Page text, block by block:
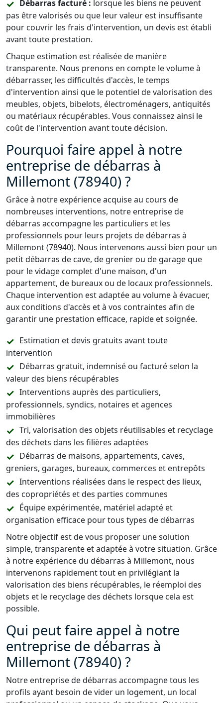
Débarras facturé : lorsque les biens ne peuvent
pas être valorisés ou que leur valeur est insuffisante
pour couvrir les frais d'intervention, un devis est établi
avant toute prestation.
Chaque estimation est réalisée de manière
transparente. Nous prenons en compte le volume à
débarrasser, les difficultés d'accès, le temps
d'intervention ainsi que le potentiel de valorisation des
meubles, objets, bibelots, électroménagers, antiquités
ou matériaux récupérables. Vous connaissez ainsi le
coût de l'intervention avant toute décision.
Pourquoi faire appel à notre
entreprise de débarras à
Millemont (78940) ?
Grâce à notre expérience acquise au cours de
nombreuses interventions, notre entreprise de
débarras accompagne les particuliers et les
professionnels pour leurs projets de débarras à
Millemont (78940). Nous intervenons aussi bien pour un
petit débarras de cave, de grenier ou de garage que
pour le vidage complet d'une maison, d'un
appartement, de bureaux ou de locaux professionnels.
Chaque intervention est adaptée au volume à évacuer,
aux conditions d'accès et à vos contraintes afin de
garantir une prestation efficace, rapide et soignée.
Estimation et devis gratuits avant toute
intervention
Débarras gratuit, indemnisé ou facturé selon la
valeur des biens récupérables
Interventions auprès des particuliers,
professionnels, syndics, notaires et agences
immobilières
Tri, valorisation des objets réutilisables et recyclage
des déchets dans les filières adaptées
Débarras de maisons, appartements, caves,
greniers, garages, bureaux, commerces et entrepôts
Interventions réalisées dans le respect des lieux,
des copropriétés et des parties communes
Équipe expérimentée, matériel adapté et
organisation efficace pour tous types de débarras
Notre objectif est de vous proposer une solution
simple, transparente et adaptée à votre situation. Grâce
à notre expérience du débarras à Millemont, nous
intervenons rapidement tout en privilégiant la
valorisation des biens récupérables, le réemploi des
objets et le recyclage des déchets lorsque cela est
possible.
Qui peut faire appel à notre
entreprise de débarras à
Millemont (78940) ?
Notre entreprise de débarras accompagne tous les
profils ayant besoin de vider un logement, un local